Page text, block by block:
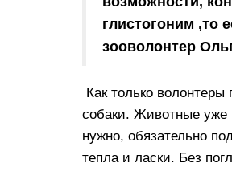
глистогоним ,то
зооволонтер
Как только
собаки. Животные уже
нужно, обязательно
тепла и ласки. Без